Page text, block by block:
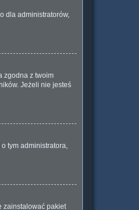
dla administratorów,
zgodna z twoim
Jeżeli nie jesteś
tym administratora,
zainstalować pakiet